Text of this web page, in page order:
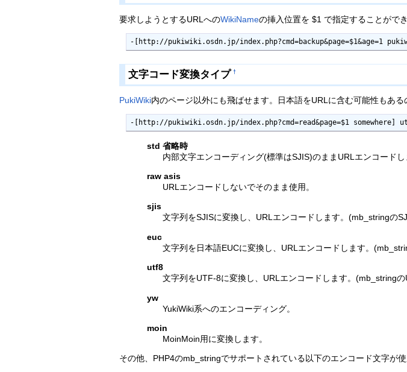
要求しようとするURLへのWikiNameの挿入位置を $1 で指定することがで
-[http://pukiwiki.osdn.jp/index.php?cmd=backup&page=$1&age=1
文字コード変換タイプ †
PukiWiki内のページ以外にも飛ばせます。日本語をURLに含む可能性もあ
-[http://pukiwiki.osdn.jp/index.php?cmd=read&page=$1 somewhere]
std 省略時
内部文字エンコーディング(標準はSJIS)のままURLエンコードし
raw asis
URLエンコードしないでそのまま使用。
sjis
文字列をSJISに変換し、URLエンコードします。(mb_stringの
euc
文字列を日本語EUCに変換し、URLエンコードします。
utf8
文字列をUTF-8に変換し、URLエンコードします。(mb_string
yw
YukiWiki系へのエンコーディング。
moin
MoinMoin用に変換します。
その他、PHP4のmb_stringでサポートされている以下のエンコード文字が使